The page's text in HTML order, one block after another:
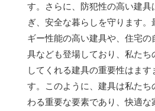
す。さらに、防犯性の高い建具
ぎ、安全な暮らしを守ります
ギー性能の高い建具や、住宅の
具なども登場しており、私たち
してくれる建具の重要性はます
す。このように、建具は私たち
わる重要な要素であり、快適